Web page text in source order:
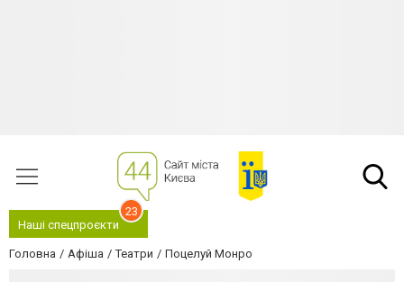
Наші спецпроєкти
23
Головна Афіша Театри Поцелуй Монро